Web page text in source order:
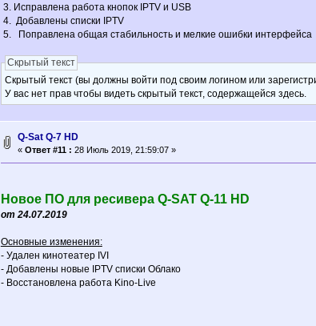
3. Исправлена работа кнопок IPTV и USB
4. Добавлены списки IPTV
5. Поправлена общая стабильность и мелкие ошибки интерфейса
Скрытый текст
Скрытый текст (вы должны войти под своим логином или
У вас нет прав чтобы видеть скрытый текст, содержащейся здесь.
Q-Sat Q-7 HD
«Ответ #11 : 28 Июль 2019, 21:59:07 »
Новое ПО для ресивера Q-SAT Q-11 HD
от 24.07.2019
Основные изменения:
- Удален кинотеатер IVI
- Добавлены новые IPTV списки Облако
- Восстановлена работа Kino-Live